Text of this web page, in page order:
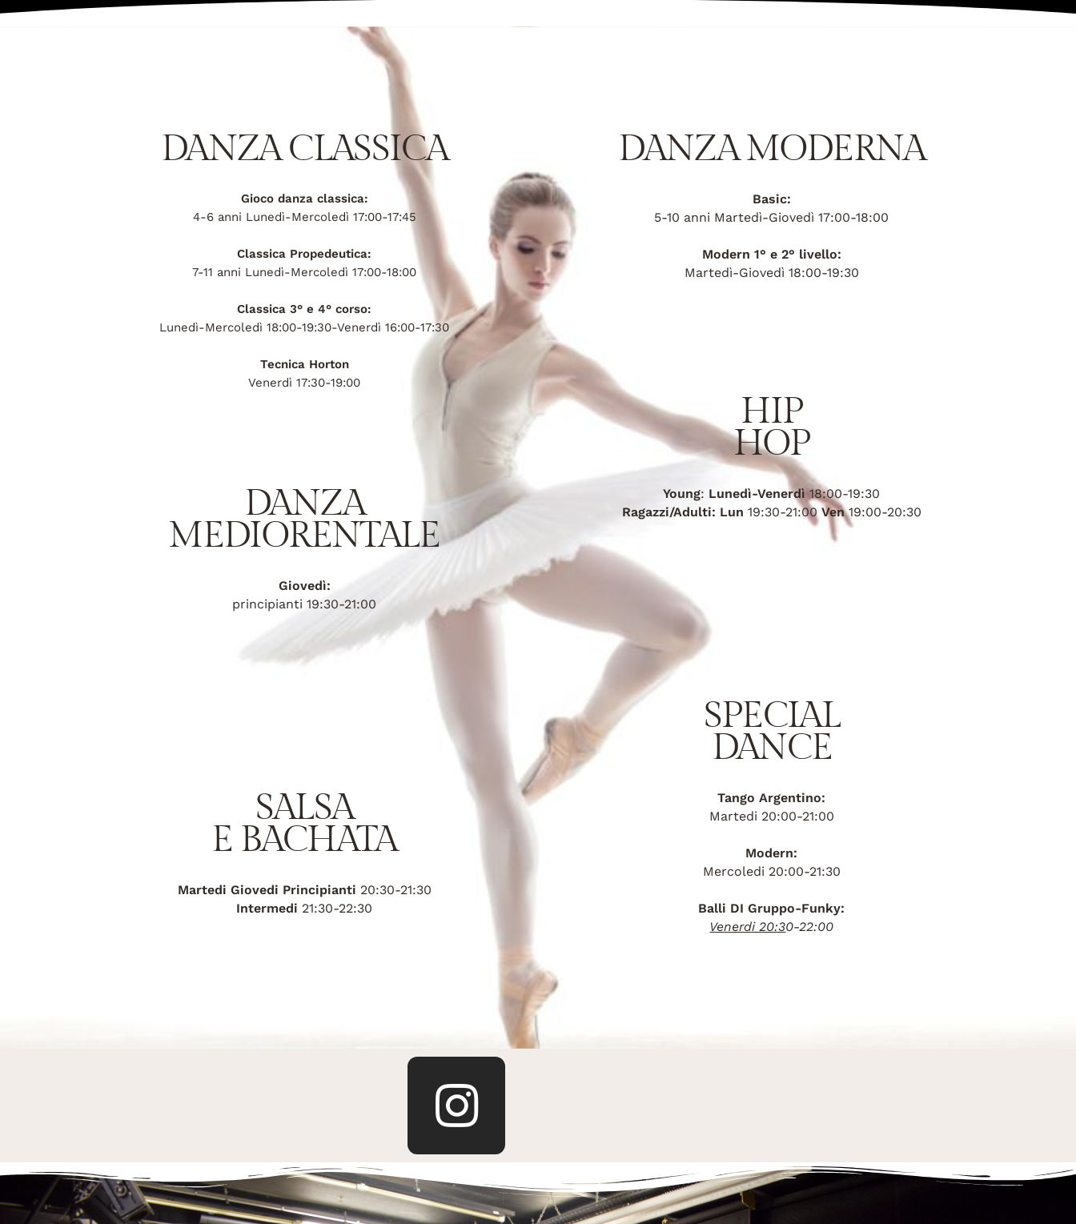
DANZA CLASSICA
Gioco danza classica:
4-6 anni Lunedì-Mercoledì 17:00-17:45
Classica Propedeutica:
7-11 anni Lunedì-Mercoledì 17:00-18:00
Classica 3° e 4° corso:
Lunedì-Mercoledì 18:00-19:30-Venerdì 16:00-17:30
Tecnica Horton
Venerdì 17:30-19:00
DANZA
MEDIORENTALE
Giovedì:
principianti 19:30-21:00
SALSA
E BACHATA
Martedi Giovedi Principianti 20:30-21:30
Intermedi 21:30-22:30
DANZA MODERNA
Basic:
5-10 anni Martedì-Giovedì 17:00-18:00
Modern 1° e 2° livello:
Martedì-Giovedì 18:00-19:30
HIP
HOP
Young: Lunedì-Venerdì18:00-19:30
Ragazzi/Adulti: Lun 19:30-21:00 Ven19:00-20:30
SPECIAL
DANCE
Tango Argentino:
Martedi 20:00-21:00
Modern:
Mercoledi 20:00-21:30
Balli DI Gruppo-Funky:
Venerdi 20:30-22:00